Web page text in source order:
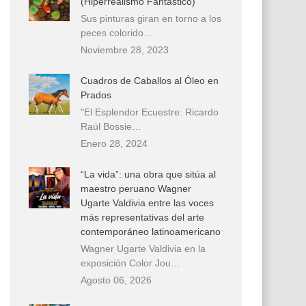
Sus pinturas giran en torno a los
peces colorido…
Noviembre 28, 2023
Cuadros de Caballos al Óleo en
Prados
"El Esplendor Ecuestre: Ricardo
Raúl Bossie…
Enero 28, 2024
“La vida”: una obra que sitúa al
maestro peruano Wagner
Ugarte Valdivia entre las voces
más representativas del arte
contemporáneo latinoamericano
Wagner Ugarte Valdivia en la
exposición Color Jou…
Agosto 06, 2026